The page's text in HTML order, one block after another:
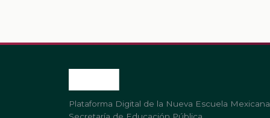
Plataforma Digital de la Nueva Escuela